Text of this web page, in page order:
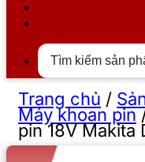
Trang chủ /
Máy khoan pin
pin 18V Makita